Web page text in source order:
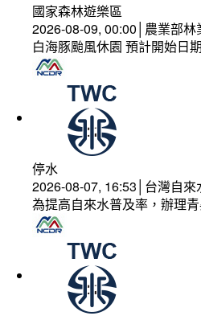
國家森林遊樂區
2026-08-09, 00:00│農業部
白海豚颱風休園 預計開始日
停水
2026-08-07, 16:53│台灣自來
為提高自來水普及率，辦理